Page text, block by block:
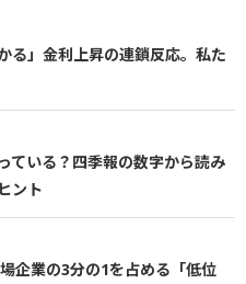
る」金利上昇の連鎖反応。私た
ている？四季報の数字から読み
ント
企業の3分の1を占める「低位